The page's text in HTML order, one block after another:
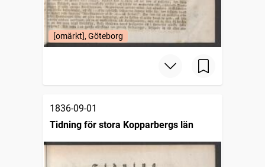
[omärkt], Göteborg
1836-09-01
Tidning för stora Kopparbergs län